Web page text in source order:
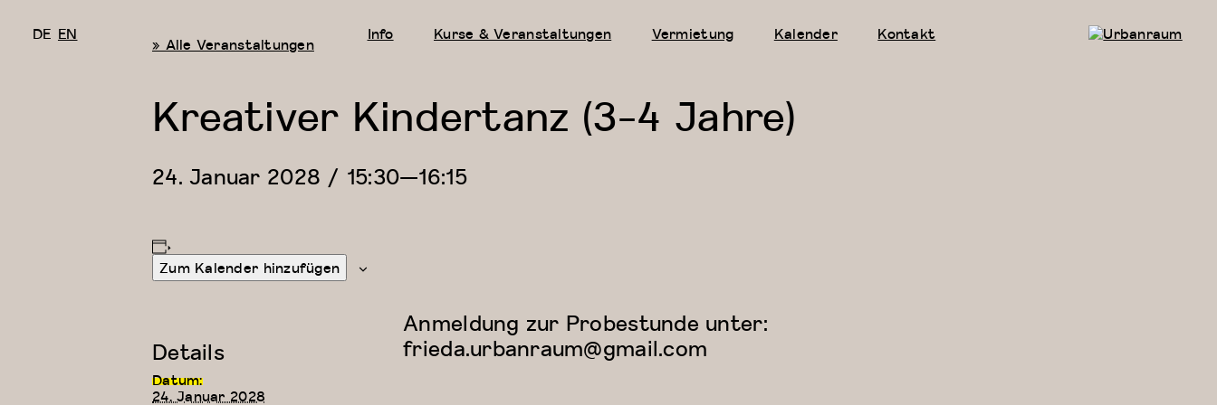
Info Kurse & Veranstaltungen Vermietung Kalender Kontakt
DE EN « Alle Veranstaltungen
Kreativer Kindertanz (3-4 Jahre)
24. Januar 2028 / 15:30—16:15
Anmeldung zur Probestunde unter:
frieda.urbanraum@gmail.com
Zum Kalender hinzufügen
Details
Datum:
24. Januar 2028